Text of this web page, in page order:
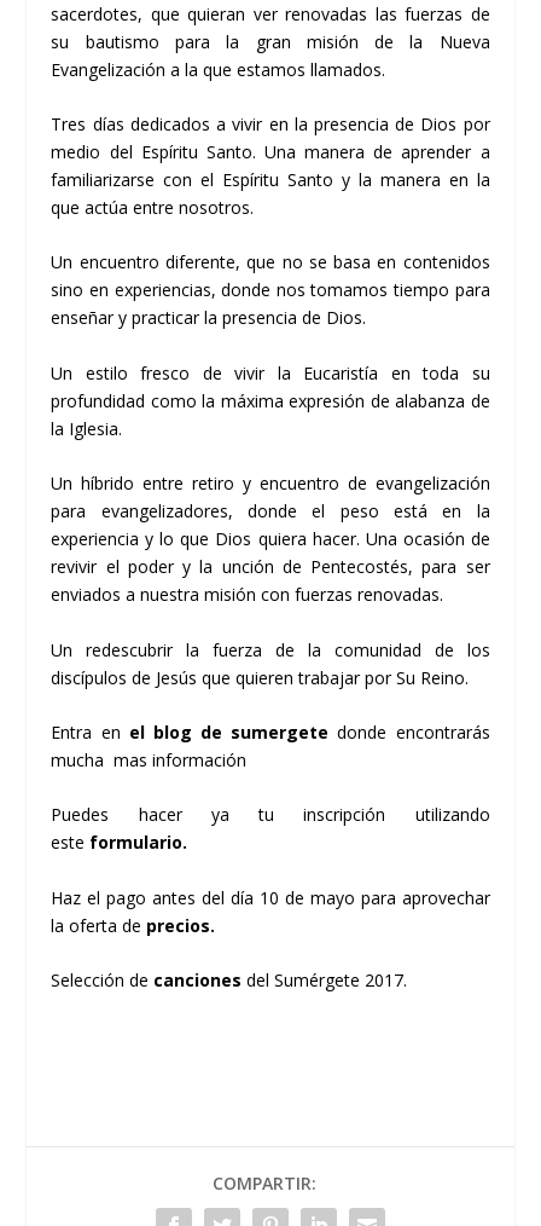
sacerdotes, que quieran ver renovadas las fuerzas de
su bautismo para la gran misión de la Nueva
Evangelización a la que estamos llamados.
Tres días dedicados a vivir en la presencia de Dios por
medio del Espíritu Santo. Una manera de aprender a
familiarizarse con el Espíritu Santo y la manera en la
que actúa entre nosotros.
Un encuentro diferente, que no se basa en contenidos
sino en experiencias, donde nos tomamos tiempo para
enseñar y practicar la presencia de Dios.
Un estilo fresco de vivir la Eucaristía en toda su
profundidad como la máxima expresión de alabanza de
la Iglesia.
Un híbrido entre retiro y encuentro de evangelización
para evangelizadores, donde el peso está en la
experiencia y lo que Dios quiera hacer. Una ocasión de
revivir el poder y la unción de Pentecostés, para ser
enviados a nuestra misión con fuerzas renovadas.
Un redescubrir la fuerza de la comunidad de los
discípulos de Jesús que quieren trabajar por Su Reino.
Entra en el blog de sumergete donde encontrarás
mucha mas información
Puedes hacer ya tu inscripción utilizando
este formulario.
Haz el pago antes del día 10 de mayo para aprovechar
la oferta de precios.
Selección de canciones del Sumérgete 2017.
COMPARTIR: